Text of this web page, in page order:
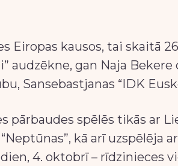
Eiropas kausos, tai skaitā
audzēkne, gan Naja
Sansebastjanas “IDK
pārbaudes spēlēs tikās ar
kā arī uzspēlēja
4. oktobrī – rīdzinieces